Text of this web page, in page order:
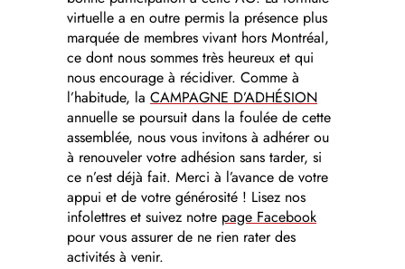
virtuelle a en outre permis la présence plus
marquée de membres vivant hors Montréal,
ce dont nous sommes très heureux et qui
nous encourage à récidiver. Comme à
l’habitude, la CAMPAGNE D’ADHÉSION
annuelle se poursuit dans la foulée de cette
assemblée, nous vous invitons à adhérer ou
à renouveler votre adhésion sans tarder, si
ce n’est déjà fait. Merci à l’avance de votre
appui et de votre générosité ! Lisez nos
infolettres et suivez notre page Facebook
pour vous assurer de ne rien rater des
activités à venir.